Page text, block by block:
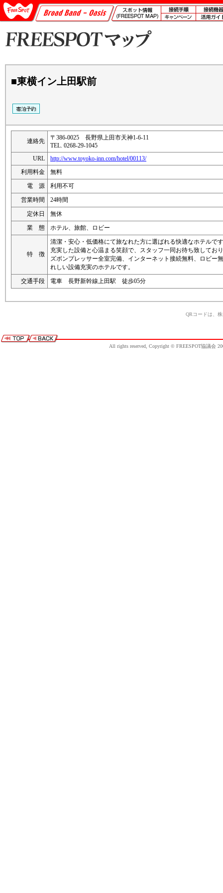
■東横イン上田駅前
連絡先
〒386-0025 長野県上田市天神1-6-11
TEL. 0268-29-1045
URL
http://www.toyoko-inn.com/hotel/00113/
利用料金
無料
電 源
利用不可
営業時間
24時間
定休日
無休
業 態
ホテル、旅館、ロビー
特 徴
清潔・安心・低価格にて旅なれた方に選ばれる快適なホテルで
充実した設備と心温まる笑顔で、スタッフ一同お待ち致してお
ズボンプレッサー全室完備、インターネット接続無料、ロビー
れしい設備充実のホテルです。
交通手段
電車 長野新幹線上田駅 徒歩05分
QRコードは、
All rights reserved, Copyright © FREESPOT協議会